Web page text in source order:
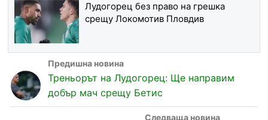
Лудогорец без право на грешка
срещу Локомотив Пловдив
Треньорът на Лудогорец: Ще направим
добър мач срещу Бетис